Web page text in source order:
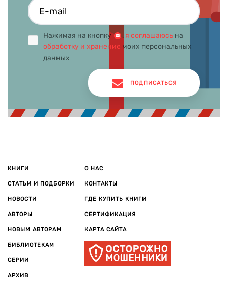
Нажимая на кнопку , я соглашаюсь на
обработку и хранение моих персональных
данных
ПОДПИСАТЬСЯ
КНИГИ
СТАТЬИ И ПОДБОРКИ
НОВОСТИ
АВТОРЫ
НОВЫМ АВТОРАМ
БИБЛИОТЕКАМ
СЕРИИ
АРХИВ
О НАС
КОНТАКТЫ
ГДЕ КУПИТЬ КНИГИ
СЕРТИФИКАЦИЯ
КАРТА САЙТА